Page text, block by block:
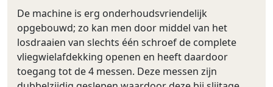
De machine is erg onderhoudsvriendelijk
opgebouwd; zo kan men door middel van het
losdraaien van slechts één schroef de complete
vliegwielafdekking openen en heeft daardoor
toegang tot de 4 messen. Deze messen zijn